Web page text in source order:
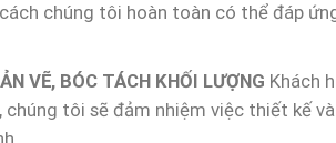
chúng tôi hoàn toàn có thể đáp
VẼ, BÓC TÁCH KHỐI LƯỢNG Khách
chúng tôi sẽ đảm nhiệm việc thiết kế